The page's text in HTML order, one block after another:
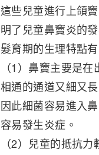
這些兒童進行上頜
明了兒童鼻竇炎的
髮育期的生理特點有
（1）鼻竇主要是
相通的通道又細又
因此細菌容易進入
容易發生炎症。
（2）兒童的抵抗